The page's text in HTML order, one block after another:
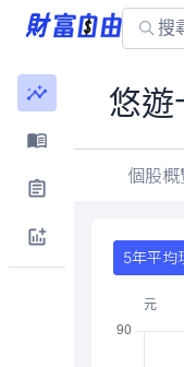
悠遊
個股概
5年平均